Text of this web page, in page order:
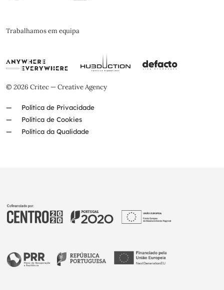
Trabalhamos em equipa
© 2026 Critec — Creative Agency
Política de Privacidade
Política de Cookies
Política da Qualidade